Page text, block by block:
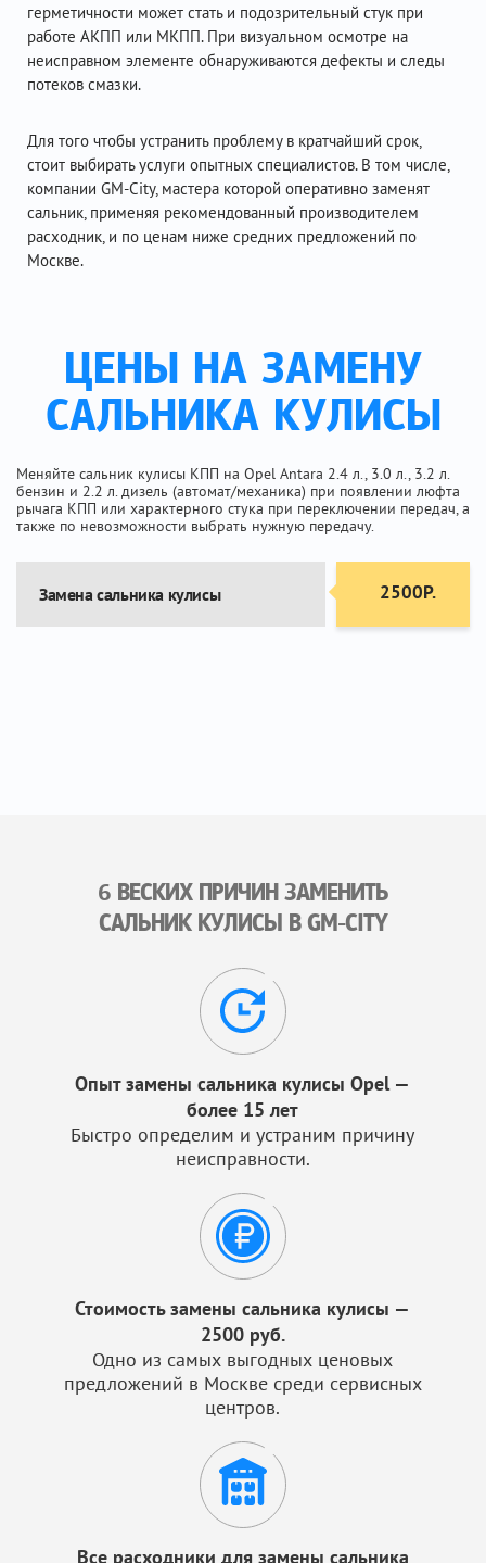
герметичности может стать и подозрительный стук при
работе АКПП или МКПП. При визуальном осмотре на
неисправном элементе обнаруживаются дефекты и следы
потеков смазки.
Для того чтобы устранить проблему в кратчайший срок,
стоит выбирать услуги опытных специалистов. В том числе,
компании GM-City, мастера которой оперативно заменят
сальник, применяя рекомендованный производителем
расходник, и по ценам ниже средних предложений по
Москве.
ЦЕНЫ НА ЗАМЕНУ
САЛЬНИКА КУЛИСЫ
Меняйте сальник кулисы КПП на Opel Antara 2.4 л., 3.0 л., 3.2 л.
бензин и 2.2 л. дизель (автомат/механика) при появлении люфта
рычага КПП или характерного стука при переключении передач, а
также по невозможности выбрать нужную передачу.
Замена сальника кулисы 2500Р.
6 ВЕСКИХ ПРИЧИН ЗАМЕНИТЬ
САЛЬНИК КУЛИСЫ В GM-CITY
Опыт замены сальника кулисы Opel —
более 15 лет
Быстро определим и устраним причину
неисправности.
Стоимость замены сальника кулисы —
2500 руб.
Одно из самых выгодных ценовых
предложений в Москве среди сервисных
центров.
Все расходники для замены сальника